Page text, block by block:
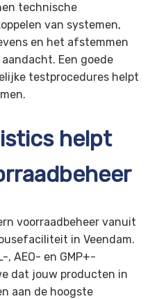
technische
van systemen,
en het afstemmen
Een goede
testprocedures helpt
helpt
voorraadbeheer vanuit
in Veendam.
, AEO- en GMP+-
dat jouw producten in
aan de hoogste